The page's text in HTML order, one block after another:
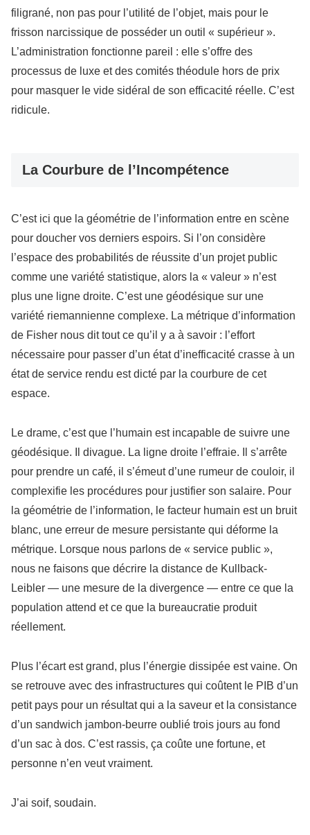
filigrané, non pas pour l’utilité de l’objet, mais pour le
frisson narcissique de posséder un outil « supérieur ».
L’administration fonctionne pareil : elle s’offre des
processus de luxe et des comités théodule hors de prix
pour masquer le vide sidéral de son efficacité réelle. C’est
ridicule.
La Courbure de l’Incompétence
C’est ici que la géométrie de l’information entre en scène
pour doucher vos derniers espoirs. Si l’on considère
l’espace des probabilités de réussite d’un projet public
comme une variété statistique, alors la « valeur » n’est
plus une ligne droite. C’est une géodésique sur une
variété riemannienne complexe. La métrique d’information
de Fisher nous dit tout ce qu’il y a à savoir : l’effort
nécessaire pour passer d’un état d’inefficacité crasse à un
état de service rendu est dicté par la courbure de cet
espace.
Le drame, c’est que l’humain est incapable de suivre une
géodésique. Il divague. La ligne droite l’effraie. Il s’arrête
pour prendre un café, il s’émeut d’une rumeur de couloir, il
complexifie les procédures pour justifier son salaire. Pour
la géométrie de l’information, le facteur humain est un bruit
blanc, une erreur de mesure persistante qui déforme la
métrique. Lorsque nous parlons de « service public »,
nous ne faisons que décrire la distance de Kullback-
Leibler — une mesure de la divergence — entre ce que la
population attend et ce que la bureaucratie produit
réellement.
Plus l’écart est grand, plus l’énergie dissipée est vaine. On
se retrouve avec des infrastructures qui coûtent le PIB d’un
petit pays pour un résultat qui a la saveur et la consistance
d’un sandwich jambon-beurre oublié trois jours au fond
d’un sac à dos. C’est rassis, ça coûte une fortune, et
personne n’en veut vraiment.
J’ai soif, soudain.